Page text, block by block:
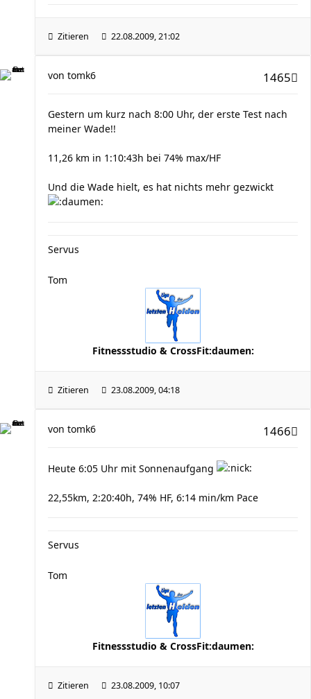
Zitieren 22.08.2009, 21:02
1465
von tomk6
Gestern um kurz nach 8:00 Uhr, der erste Test nach
meiner Wade!!
11,26 km in 1:10:43h bei 74% max/HF
Und die Wade hielt, es hat nichts mehr gezwickt
Servus
Tom
Fitnessstudio & CrossFit:daumen:
Zitieren 23.08.2009, 04:18
1466
von tomk6
Heute 6:05 Uhr mit Sonnenaufgang
22,55km, 2:20:40h, 74% HF, 6:14 min/km Pace
Servus
Tom
Fitnessstudio & CrossFit:daumen:
Zitieren 23.08.2009, 10:07